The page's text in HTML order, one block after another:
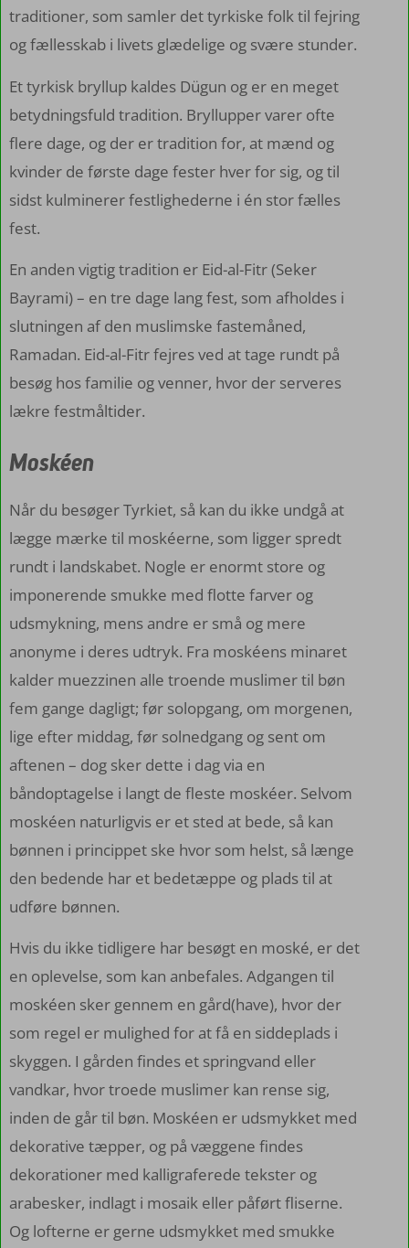
traditioner, som samler det tyrkiske folk til fejring
og fællesskab i livets glædelige og svære stunder.
Et tyrkisk bryllup kaldes Dügun og er en meget
betydningsfuld tradition. Bryllupper varer ofte
flere dage, og der er tradition for, at mænd og
kvinder de første dage fester hver for sig, og til
sidst kulminerer festlighederne i én stor fælles
fest.
En anden vigtig tradition er Eid-al-Fitr (Seker
Bayrami) – en tre dage lang fest, som afholdes i
slutningen af den muslimske fastemåned,
Ramadan. Eid-al-Fitr fejres ved at tage rundt på
besøg hos familie og venner, hvor der serveres
lækre festmåltider.
Moskéen
Når du besøger Tyrkiet, så kan du ikke undgå at
lægge mærke til moskéerne, som ligger spredt
rundt i landskabet. Nogle er enormt store og
imponerende smukke med flotte farver og
udsmykning, mens andre er små og mere
anonyme i deres udtryk. Fra moskéens minaret
kalder muezzinen alle troende muslimer til bøn
fem gange dagligt; før solopgang, om morgenen,
lige efter middag, før solnedgang og sent om
aftenen – dog sker dette i dag via en
båndoptagelse i langt de fleste moskéer. Selvom
moskéen naturligvis er et sted at bede, så kan
bønnen i princippet ske hvor som helst, så længe
den bedende har et bedetæppe og plads til at
udføre bønnen.
Hvis du ikke tidligere har besøgt en moské, er det
en oplevelse, som kan anbefales. Adgangen til
moskéen sker gennem en gård(have), hvor der
som regel er mulighed for at få en siddeplads i
skyggen. I gården findes et springvand eller
vandkar, hvor troede muslimer kan rense sig,
inden de går til bøn. Moskéen er udsmykket med
dekorative tæpper, og på væggene findes
dekorationer med kalligraferede tekster og
arabesker, indlagt i mosaik eller påført fliserne.
Og lofterne er gerne udsmykket med smukke